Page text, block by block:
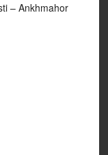
– Ankhmahor